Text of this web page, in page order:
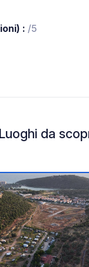
: /5
Luoghi da